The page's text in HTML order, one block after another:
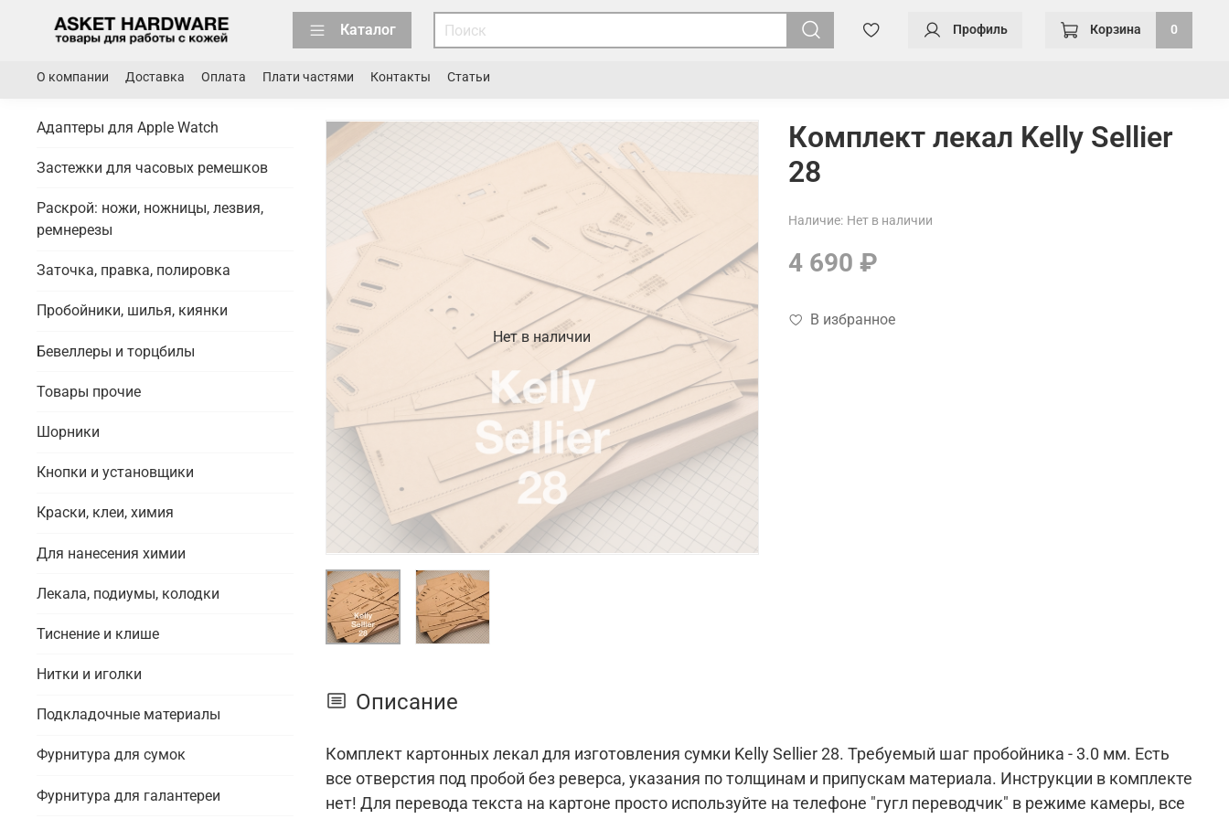
Каталог Профиль Корзина 0
О компании Доставка Оплата Плати частями Контакты Статьи
Нет в наличии
Наличие: Нет в наличии
Комплект лекал Kelly Sellier
28
4 690 ₽
В избранное
Описание
Комплект картонных лекал для изготовления сумки Kelly Sellier 28. Требуемый шаг пробойника - 3.0 мм. Есть
все отверстия под пробой без реверса, указания по толщинам и припускам материала. Инструкции в комплекте
нет! Для перевода текста на картоне просто используйте на телефоне "гугл переводчик" в режиме камеры, все
Адаптеры для Apple Watch
Застежки для часовых ремешков
Раскрой: ножи, ножницы, лезвия,
ремнерезы
Заточка, правка, полировка
Пробойники, шилья, киянки
Бевеллеры и торцбилы
Товары прочие
Шорники
Кнопки и установщики
Краски, клеи, химия
Для нанесения химии
Лекала, подиумы, колодки
Тиснение и клише
Нитки и иголки
Подкладочные материалы
Фурнитура для сумок
Фурнитура для галантереи